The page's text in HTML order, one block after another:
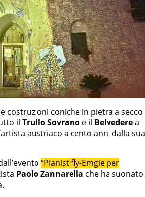
costruzioni coniche in pietra a secco
il Trullo Sovrano e il Belvederea
austriaco a cento anni dalla sua
“Pianist fly-Emgie per
Paolo Zannarella che ha suonato